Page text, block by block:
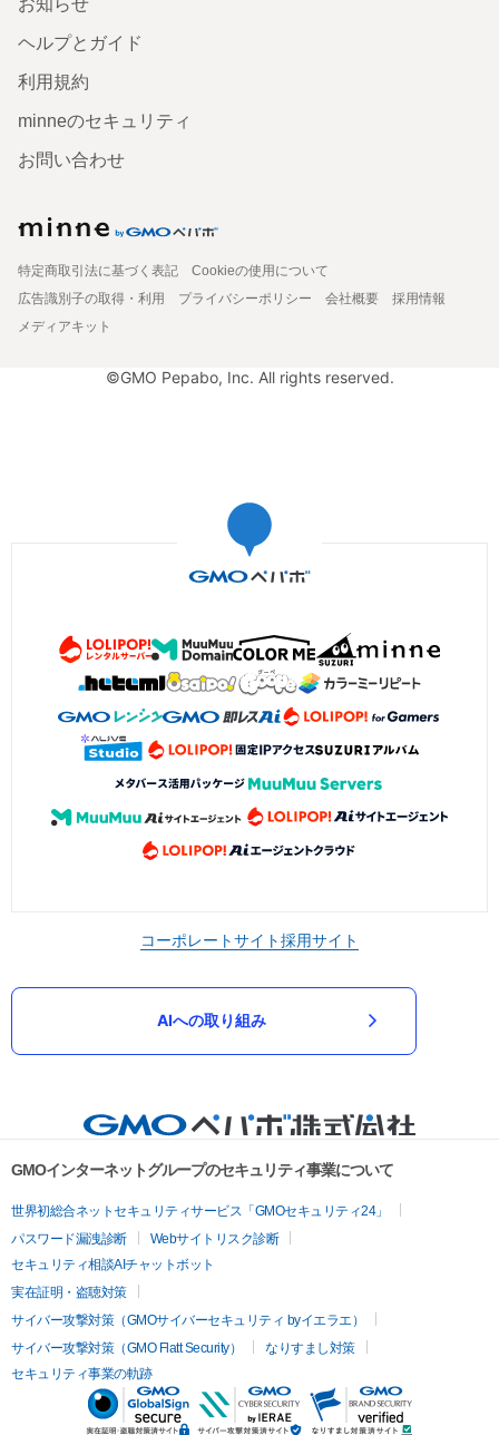
ヘルプとガイド
利用規約
minneのセキュリティ
お問い合わせ
特定商取引法に基づく表記
Cookieの使用について
広告識別子の取得・利用
プライバシーポリシー 会社概要
採用情報
メディアキット
©GMO Pepabo, Inc. All rights reserved.
コーポレートサイト採用サイト
AIへの取り組み
GMOインターネットグループのセキュリティ事業について
世界初総合ネットセキュリティサービス「GMOセキュリティ24」
パスワード漏洩診断
Webサイトリスク診断
セキュリティ相談AIチャットボット
実在証明・盗聴対策
サイバー攻撃対策（GMOサイバーセキュリティ byイエラエ）
サイバー攻撃対策（GMO Flatt Security）
なりすまし対策
セキュリティ事業の軌跡